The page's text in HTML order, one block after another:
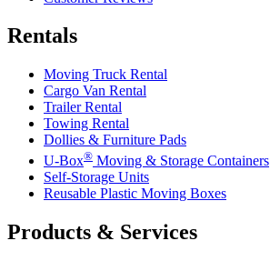
Rentals
Moving Truck Rental
Cargo Van Rental
Trailer Rental
Towing Rental
Dollies & Furniture Pads
U-Box® Moving & Storage Containers
Self-Storage Units
Reusable Plastic Moving Boxes
Products & Services